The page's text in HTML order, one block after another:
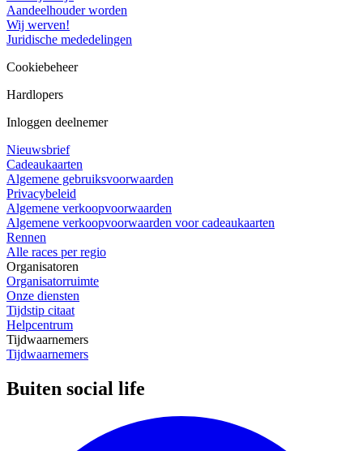
Aandeelhouder worden
Wij werven!
Juridische mededelingen
Cookiebeheer
Hardlopers
Inloggen deelnemer
Nieuwsbrief
Cadeaukaarten
Algemene gebruiksvoorwaarden
Privacybeleid
Algemene verkoopvoorwaarden
Algemene verkoopvoorwaarden voor cadeaukaarten
Rennen
Alle races per regio
Organisatoren
Organisatorruimte
Onze diensten
Tijdstip citaat
Helpcentrum
Tijdwaarnemers
Tijdwaarnemers
Buiten social life